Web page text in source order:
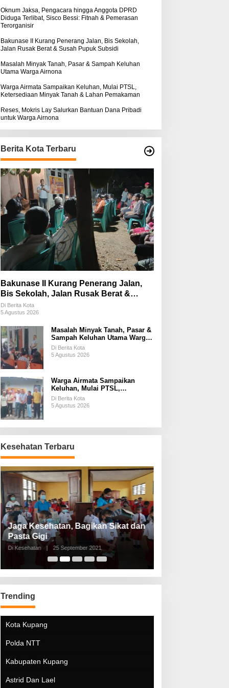
Warga Airnona
Hukum Kasus Sebastian
Bokol Sarat Rekayasa
:Oknum Jaksa, Pengacara hingga Anggota DPRD
Diduga Terlibat, Sisco Bessi: Fitnah & Pemerasan
Terorganisir
Bakunase II Kurang Penerang Jalan, Bis Sekolah,
Jalan Rusak Berat & Susah Pupuk Subsidi
Masalah Minyak Tanah, Pasar & Sampah Keluhan
Utama Warga Airnona
Warga Airmata Sampaikan Keluhan, Mulai PTSL,
Ketersediaan Minyak Tanah & Lahan Pemakaman
Reses, Mokris Lay Salurkan Bantuan Dana Pribadi
untuk Warga Airnona
Berita Kota Terbaru
Bakunase II Kurang Penerang Jalan,
Bis Sekolah, Jalan Rusak Berat &
Susah Pupuk Subsidi
Di Berita Kota
5 Agustus 2026
Masalah Minyak Tanah, Pasar &
Sampah Keluhan Utama Warga
Airnona
Di Berita Kota
5 Agustus 2026
Warga Airmata Sampaikan
Keluhan, Mulai PTSL,
Ketersediaan Minyak Tanah &
Lahan Pemakaman
Di Berita Kota
5 Agustus 2026
Kesehatan Terbaru
Jaga Kesehatan, Bagikan Sikat dan
Pasta Gigi
Di Kesehatan | 25 September 2021
Trending
Kota Kupang
Polda NTT
Kabupaten Kupang
Astrid Dan Lael